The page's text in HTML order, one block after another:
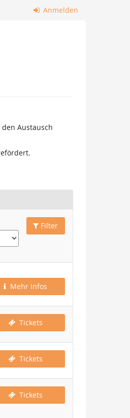
Anmelden
Austausch
Filter
Mehr Infos
Tickets
Tickets
Tickets